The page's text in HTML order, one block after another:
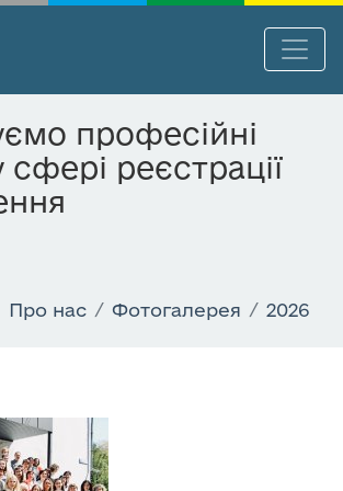
Про нас Фотогалерея 2026
професійні
сфері реєстрації